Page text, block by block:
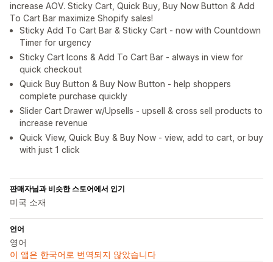
increase AOV. Sticky Cart, Quick Buy, Buy Now Button & Add
To Cart Bar maximize Shopify sales!
Sticky Add To Cart Bar & Sticky Cart - now with Countdown
Timer for urgency
Sticky Cart Icons & Add To Cart Bar - always in view for
quick checkout
Quick Buy Button & Buy Now Button - help shoppers
complete purchase quickly
Slider Cart Drawer w/Upsells - upsell & cross sell products to
increase revenue
Quick View, Quick Buy & Buy Now - view, add to cart, or buy
with just 1 click
판매자님과 비슷한 스토어에서 인기
미국 소재
언어
영어
이 앱은 한국어로 번역되지 않았습니다